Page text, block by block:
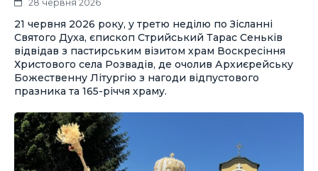
28 червня 2026
21 червня 2026 року, у третю неділю по Зісланні
Святого Духа, єпископ Стрийський Тарас Сеньків
відвідав з пастирським візитом храм Воскресіння
Христового села Розвадів, де очолив Архиєрейську
Божественну Літургію з нагоди відпустового
празника та 165-річчя храму.